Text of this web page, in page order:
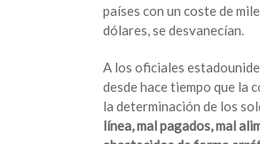
países con un coste de
dólares, se desvanecían.
A los oficiales
desde hace tiempo que la
la determinación de los
línea, mal pagados, mal